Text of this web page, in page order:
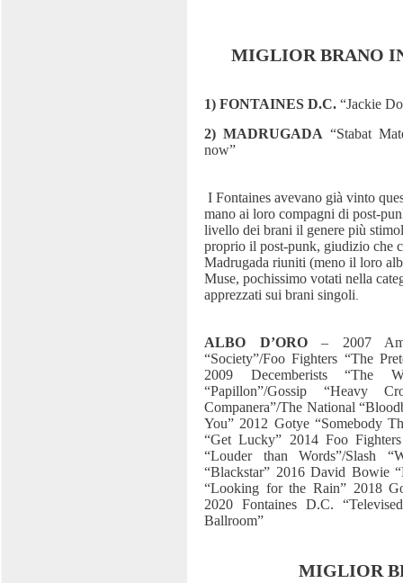
MIGLIOR BRANO
1) FONTAINES D.C. “Jackie
2) MADRUGADA “Stabat
now”
I Fontaines avevano già vinto
mano ai loro compagni di post-
livello dei brani il genere più
proprio il post-punk, giudizio che
Madrugada riuniti (meno il loro
Muse, pochissimo votati nella
apprezzati sui brani singoli
ALBO D’ORO– 2007
“Society”/Foo Fighters “The
2009 Decemberists “The
“Papillon”/Gossip “Heavy
Companera”/The National
You” 2012 Gotye “Somebody
“Get Lucky” 2014 Foo
“Louder than Words”/Slash
“Blackstar” 2016 David Bowie
“Looking for the Rain” 2018
2020 Fontaines D.C.
Ballroom”
MIGLIOR